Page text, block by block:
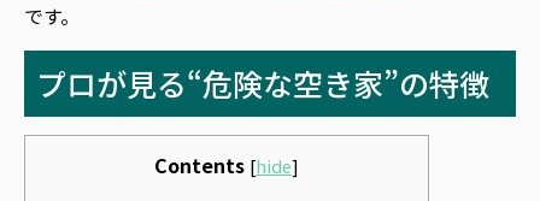
です。
プロが見る“危険な空き家”の特徴
Contents [hide]